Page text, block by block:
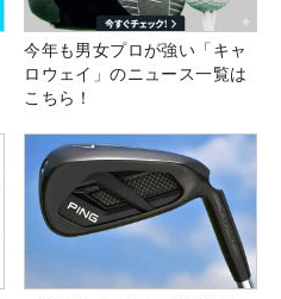
今年も男女プロが強い「キャ
ロウェイ」のニュース一覧は
こちら！